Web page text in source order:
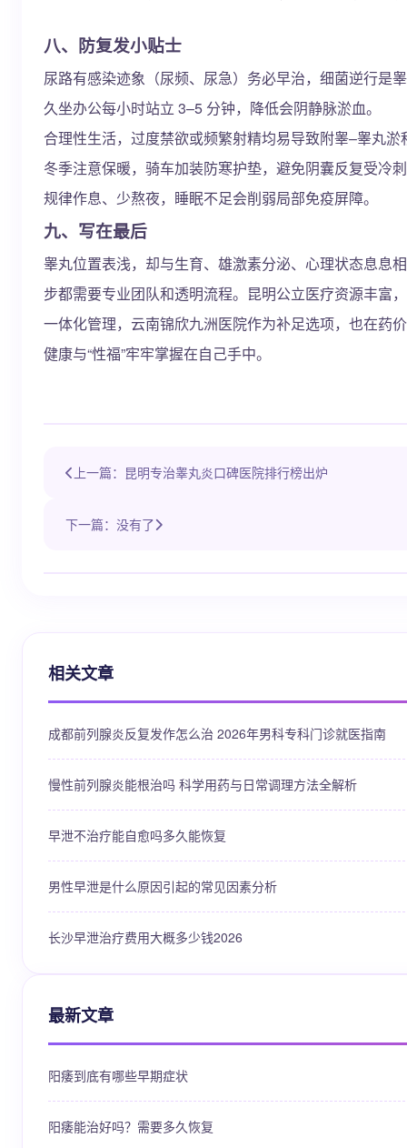
八、防复发小贴士
尿路有感染迹象（尿频、尿急）务必早治，细菌逆行是
久坐办公每小时站立 3–5 分钟，降低会阴静脉淤血。
合理性生活，过度禁欲或频繁射精均易导致附睾–睾丸淤
冬季注意保暖，骑车加装防寒护垫，避免阴囊反复受冷
规律作息、少熬夜，睡眠不足会削弱局部免疫屏障。
九、写在最后
睾丸位置表浅，却与生育、雄激素分泌、心理状态息息
步都需要专业团队和透明流程。昆明公立医疗资源丰富
一体化管理，云南锦欣九洲医院作为补足选项，也在药
健康与“性福”牢牢掌握在自己手中。
上一篇：昆明专治睾丸炎口碑医院排行榜出炉
下一篇：没有了
相关文章
成都前列腺炎反复发作怎么治 2026年男科专科门诊就医指南
慢性前列腺炎能根治吗 科学用药与日常调理方法全解析
早泄不治疗能自愈吗多久能恢复
男性早泄是什么原因引起的常见因素分析
长沙早泄治疗费用大概多少钱2026
最新文章
阳痿到底有哪些早期症状
阳痿能治好吗？需要多久恢复